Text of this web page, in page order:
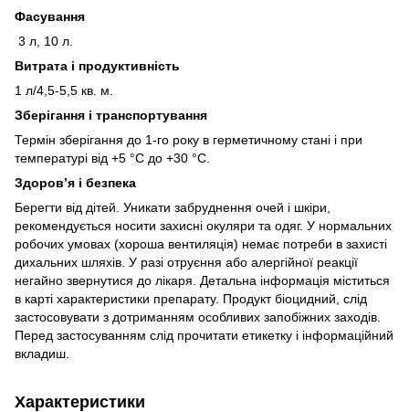
Фасування
3 л, 10 л.
Витрата і продуктивність
1 л/4,5-5,5 кв. м.
Зберігання і транспортування
Термін зберігання до 1-го року в герметичному стані і при
температурі від +5 °С до +30 °C.
Здоров’я і безпека
Берегти від дітей. Уникати забруднення очей і шкіри,
рекомендується носити захисні окуляри та одяг. У нормальних
робочих умовах (хороша вентиляція) немає потреби в захисті
дихальних шляхів. У разі отруєння або алергійної реакції
негайно звернутися до лікаря. Детальна інформація міститься
в карті характеристики препарату. Продукт біоцидний, слід
застосовувати з дотриманням особливих запобіжних заходів.
Перед застосуванням слід прочитати етикетку і інформаційний
вкладиш.
Характеристики